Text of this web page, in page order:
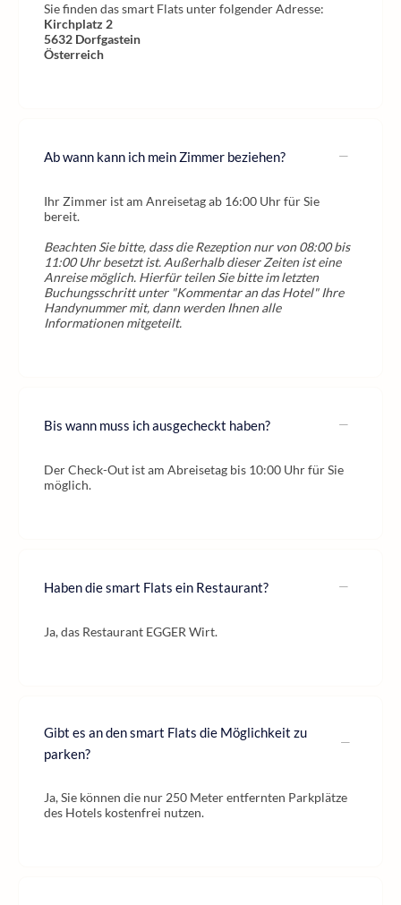
Sie finden das smart Flats unter folgender Adresse:
Kirchplatz 2
5632 Dorfgastein
Österreich
Ab wann kann ich mein Zimmer beziehen?
Ihr Zimmer ist am Anreisetag ab 16:00 Uhr für Sie
bereit.
Beachten Sie bitte, dass die Rezeption nur von 08:00 bis
11:00 Uhr besetzt ist. Außerhalb dieser Zeiten ist eine
Anreise möglich. Hierfür teilen Sie bitte im letzten
Buchungsschritt unter "Kommentar an das Hotel" Ihre
Handynummer mit, dann werden Ihnen alle
Informationen mitgeteilt.
Bis wann muss ich ausgecheckt haben?
Der Check-Out ist am Abreisetag bis 10:00 Uhr für Sie
möglich.
Haben die smart Flats ein Restaurant?
Ja, das Restaurant EGGER Wirt.
Gibt es an den smart Flats die Möglichkeit zu
parken?
Ja, Sie können die nur 250 Meter entfernten Parkplätze
des Hotels kostenfrei nutzen.